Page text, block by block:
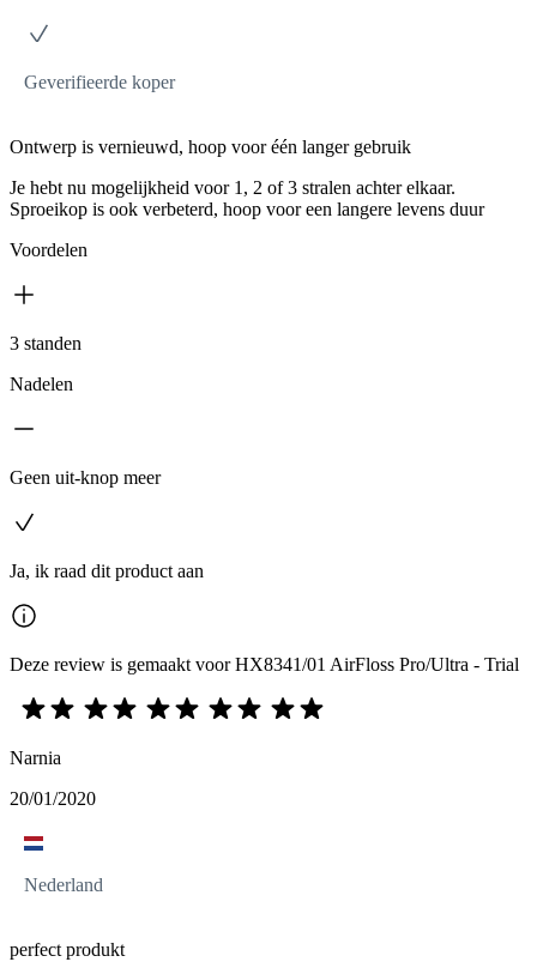
Geverifieerde koper
Ontwerp is vernieuwd, hoop voor één langer gebruik
Je hebt nu mogelijkheid voor 1, 2 of 3 stralen achter elkaar.
Sproeikop is ook verbeterd, hoop voor een langere levens duur
Voordelen
3 standen
Nadelen
Geen uit-knop meer
Ja, ik raad dit product aan
Deze review is gemaakt voor HX8341/01 AirFloss Pro/Ultra - Trial
Narnia
20/01/2020
Nederland
perfect produkt